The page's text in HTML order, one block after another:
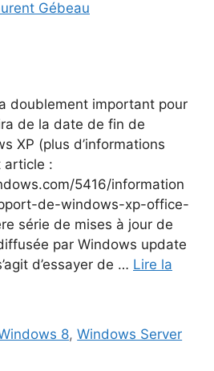
Gébeau
doublement important pour
de la date de fin de
XP (plus d’informations
article :
5416/information
de-windows-xp-office-
série de mises à jour de
par Windows update
d’essayer de … Lire la
8,Windows Server